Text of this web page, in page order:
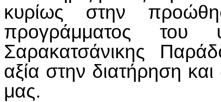
κυρίως στην
προγράμματος του
Σαρακατσάνικης
αξία στην διατήρηση
μας.